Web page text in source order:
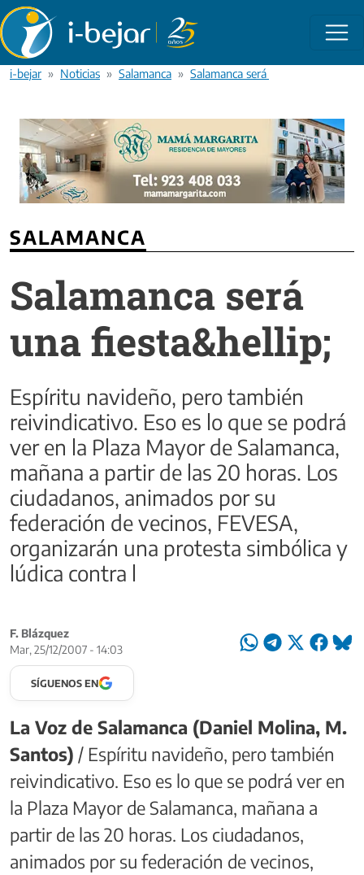
Pasar al contenido principal
i-bejar Noticias Salamanca Salamanca será una fiesta&hellip;
SALAMANCA
Salamanca será
una fiesta&hellip;
Espíritu navideño, pero también
reivindicativo. Eso es lo que se podrá
ver en la Plaza Mayor de Salamanca,
mañana a partir de las 20 horas. Los
ciudadanos, animados por su
federación de vecinos, FEVESA,
organizarán una protesta simbólica y
lúdica contra l
F. Blázquez
Mar, 25/12/2007 - 14:03
SÍGUENOS EN
La Voz de Salamanca (Daniel Molina, M.
Santos) / Espíritu navideño, pero también
reivindicativo. Eso es lo que se podrá ver en
la Plaza Mayor de Salamanca, mañana a
partir de las 20 horas. Los ciudadanos,
animados por su federación de vecinos,